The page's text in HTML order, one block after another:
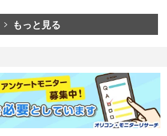
もっと見る